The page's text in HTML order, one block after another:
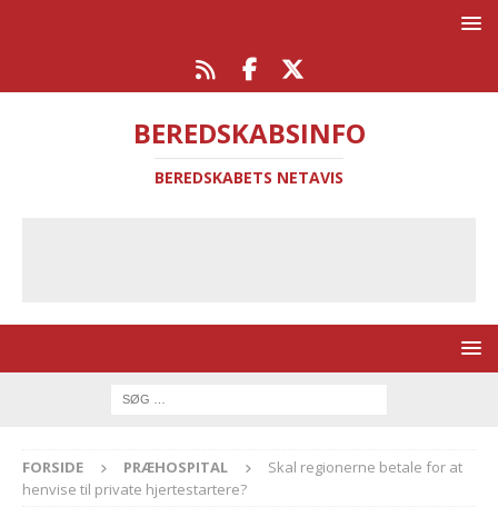
BEREDSKABSINFO
BEREDSKABETS NETAVIS
FORSIDE PRÆHOSPITAL
Skal regionerne betale for at
henvise til private hjertestartere?